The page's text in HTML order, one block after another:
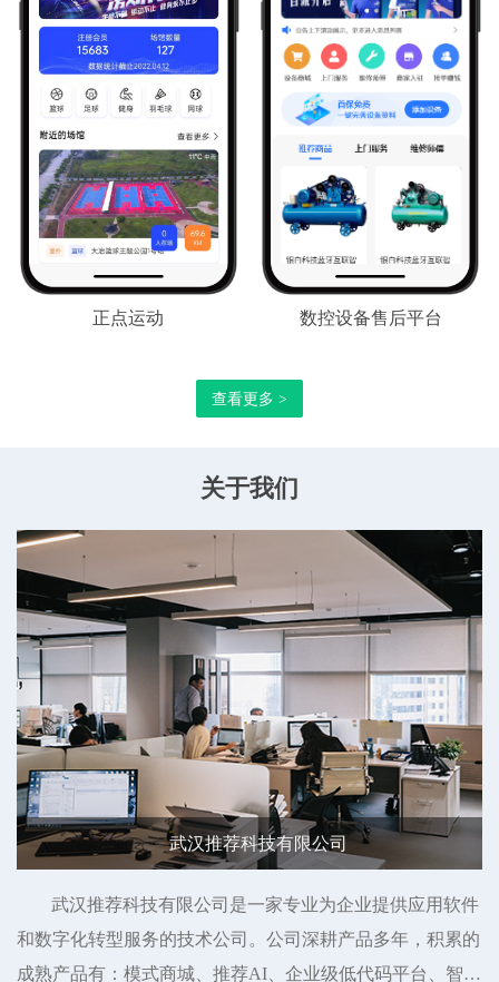
正点运动 数控设备售后平台
查看更多 >
关于我们
武汉推荐科技有限公司
武汉推荐科技有限公司是一家专业为企业提供应用软件
和数字化转型服务的技术公司。公司深耕产品多年，积累的
成熟产品有：模式商城、推荐AI、企业级低代码平台、智慧